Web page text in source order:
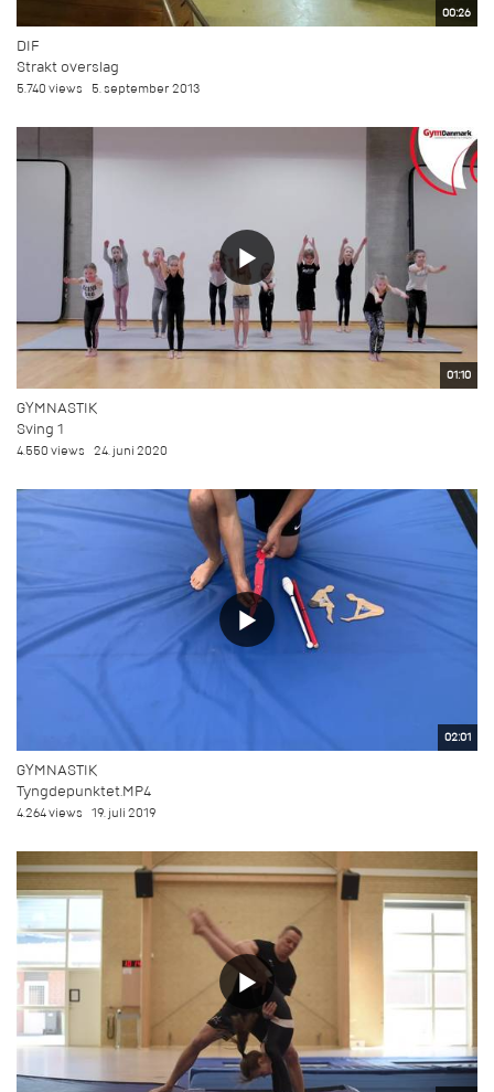
00:26
DIF
Strakt overslag
5.740 views 5. september 2013
01:10
GYMNASTIK
Sving 1
4.550 views 24. juni 2020
02:01
GYMNASTIK
Tyngdepunktet.MP4
4.264 views 19. juli 2019